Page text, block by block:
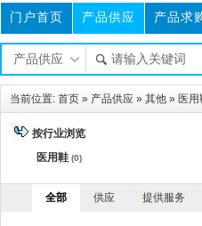
门户首页 产品供应 产品求
美图图库 招聘求职 资料下
当前位置: 首页 » 产品供应 » 其他 » 医用
按行业浏览
医用鞋 (0)
全部 供应 提供服务